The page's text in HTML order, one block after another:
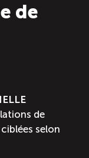
de
de
selon